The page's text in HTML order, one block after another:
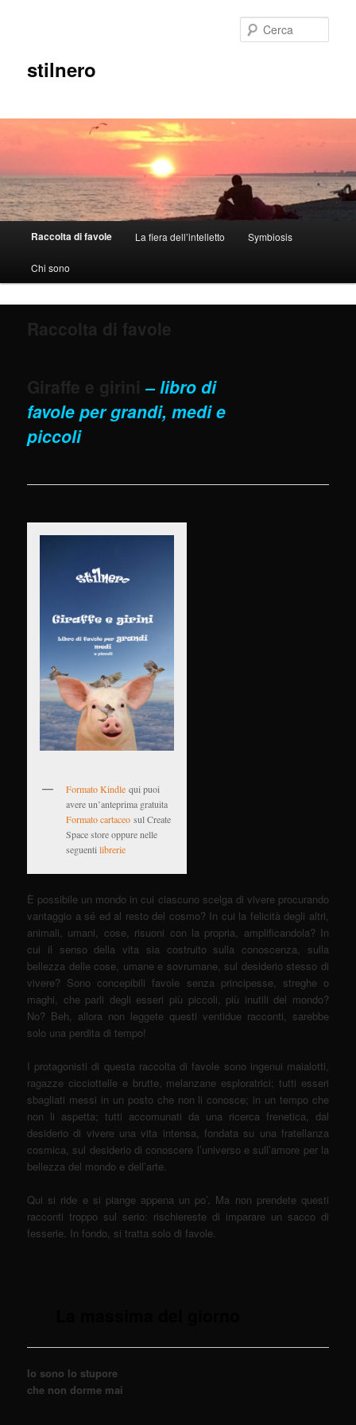
stilnero
Vai
al
contenuto
principale
Raccolta di favole La fiera dell’intelletto Symbiosis
Chi sono
Raccolta di favole
Giraffe e girini – libro di
favole per grandi, medi e
piccoli
Formato Kindle qui puoi
avere un’anteprima gratuita
Formato cartaceo sul Create
Space store oppure nelle
seguentilibrerie
È possibile un mondo in cui ciascuno scelga di vivere procurando
vantaggio a sé ed al resto del cosmo? In cui la felicità degli altri,
animali, umani, cose, risuoni con la propria, amplificandola? In
cui il senso della vita sia costruito sulla conoscenza, sulla
bellezza delle cose, umane e sovrumane, sul desiderio stesso di
vivere? Sono concepibili favole senza principesse, streghe o
maghi, che parli degli esseri più piccoli, più inutili del mondo?
No? Beh, allora non leggete questi ventidue racconti, sarebbe
solo una perdita di tempo!
I protagonisti di questa raccolta di favole sono ingenui maialotti,
ragazze cicciottelle e brutte, melanzane esploratrici; tutti esseri
sbagliati messi in un posto che non li conosce; in un tempo che
non li aspetta; tutti accomunati da una ricerca frenetica, dal
desiderio di vivere una vita intensa, fondata su una fratellanza
cosmica, sul desiderio di conoscere l’universo e sull’amore per la
bellezza del mondo e dell’arte.
Qui si ride e si piange appena un po’. Ma non prendete questi
racconti troppo sul serio: rischiereste di imparare un sacco di
fesserie. In fondo, si tratta solo di favole.
Io sono lo stupore
che non dorme mai